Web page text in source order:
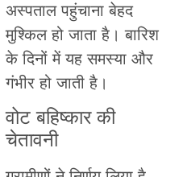
अस्पताल पहुंचाना बेहद
मुश्किल हो जाता है। बारिश
के दिनों में यह समस्या और
गंभीर हो जाती है।
वोट बहिष्कार की
चेतावनी